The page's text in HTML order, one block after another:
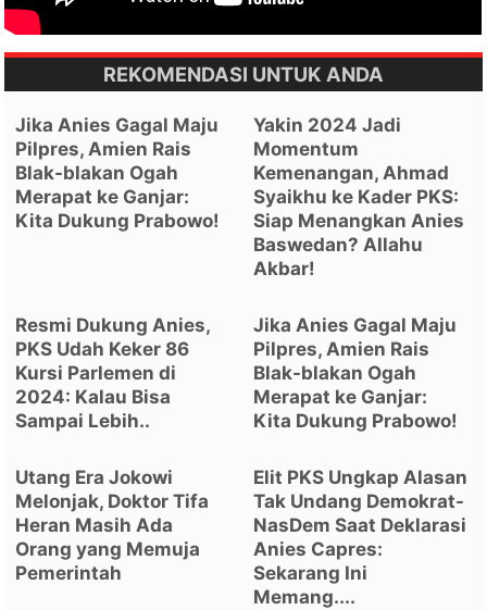
REKOMENDASI UNTUK ANDA
Jika Anies Gagal Maju
Pilpres, Amien Rais
Blak-blakan Ogah
Merapat ke Ganjar:
Kita Dukung Prabowo!
Yakin 2024 Jadi
Momentum
Kemenangan, Ahmad
Syaikhu ke Kader PKS:
Siap Menangkan Anies
Baswedan? Allahu
Akbar!
Resmi Dukung Anies,
PKS Udah Keker 86
Kursi Parlemen di
2024: Kalau Bisa
Sampai Lebih..
Jika Anies Gagal Maju
Pilpres, Amien Rais
Blak-blakan Ogah
Merapat ke Ganjar:
Kita Dukung Prabowo!
Utang Era Jokowi
Melonjak, Doktor Tifa
Heran Masih Ada
Orang yang Memuja
Pemerintah
Elit PKS Ungkap Alasan
Tak Undang Demokrat-
NasDem Saat Deklarasi
Anies Capres:
Sekarang Ini
Memang....